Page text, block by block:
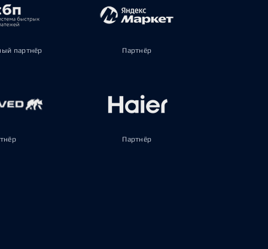
партнёр Партнёр
Партнёр